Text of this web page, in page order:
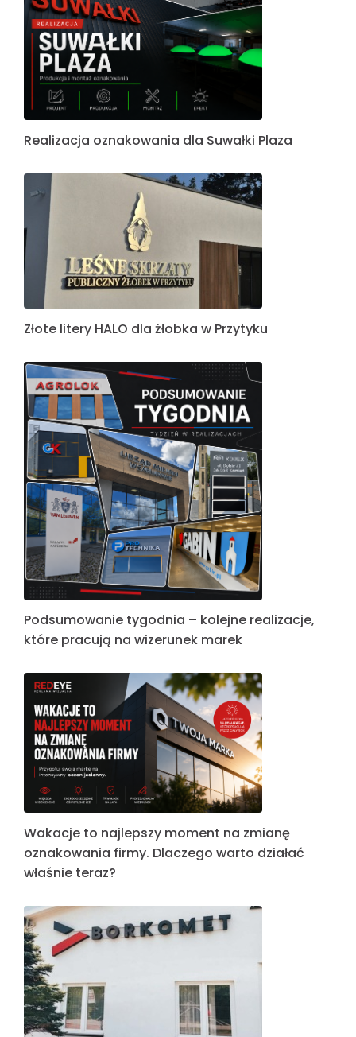
Realizacja oznakowania dla Suwałki Plaza
Złote litery HALO dla żłobka w Przytyku
Podsumowanie tygodnia – kolejne realizacje,
które pracują na wizerunek marek
Wakacje to najlepszy moment na zmianę
oznakowania firmy. Dlaczego warto działać
właśnie teraz?